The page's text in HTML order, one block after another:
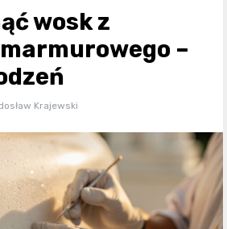
wosk z
–
Krajewski